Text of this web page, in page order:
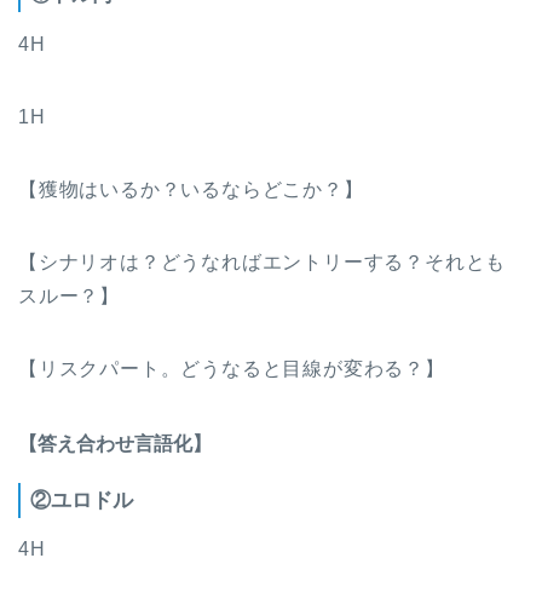
4H
1H
【獲物はいるか？いるならどこか？】
【シナリオは？どうなればエントリーする？それとも
スルー？】
【リスクパート。どうなると目線が変わる？】
【答え合わせ言語化】
②ユロドル
4H